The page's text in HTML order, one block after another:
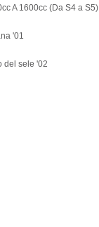
A 1600cc (Da S4 a S5)
'01
del sele '02